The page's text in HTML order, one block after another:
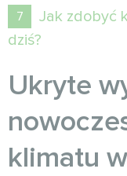
Jak zdobyć
dziś?
Ukryte
klimatu